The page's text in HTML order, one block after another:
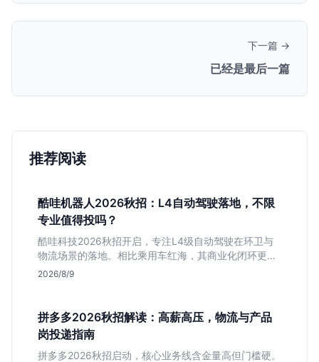
下一篇 →
已经是最后一篇
推荐阅读
酷哇机器人2026秋招：L4自动驾驶落地，不限
专业值得投吗？
酷哇科技2026秋招开启，专注L4级自动驾驶在环卫与
物流场景的落地。相比乘用车红海，其商业化闭环更清
晰，现金流相对健康。本文解读其业务模式、岗位稳定
2026/8/9
拼多多2026秋招解读：高薪高压，物流与产品
岗投递指南
拼多多2026秋招启动，核心业务线含金量高但门槛硬。